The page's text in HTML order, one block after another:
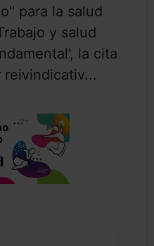
para la salud
y salud
la cita